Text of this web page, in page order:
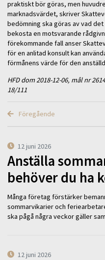
praktiskt bör göras, men
marknadsvärdet, skriver
bedömning ska göras av vad
bekosta en motsvarande
förekommande fall anser
för en anlitad konsult kan
förmånens värde för den
HFD dom 2018-12-06, mål nr
18/111
Föregående
12 juni 2026
Anställa
behöver du ha
Många företag förstärker
sommarvikarier och
ska pågå några veckor gäller
12 juni 2026